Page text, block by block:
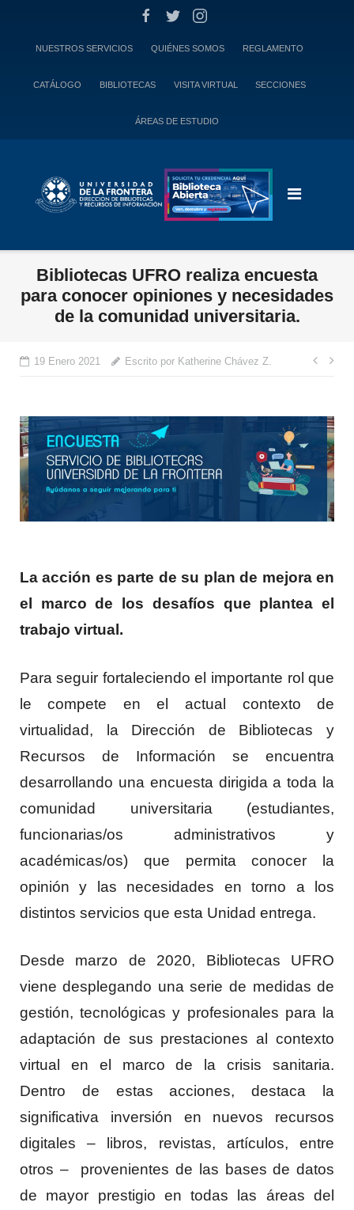
NUESTROS SERVICIOS QUIÉNES SOMOS REGLAMENTO
CATÁLOGO BIBLIOTECAS VISITA VIRTUAL SECCIONES
ÁREAS DE ESTUDIO
Bibliotecas UFRO realiza encuesta
para conocer opiniones y necesidades
de la comunidad universitaria.
19 Enero 2021 Escrito por Katherine Chávez Z.
La acción es parte de su plan de mejora en
el marco de los desafíos que plantea el
trabajo virtual.
Para seguir fortaleciendo el importante rol que
le compete en el actual contexto de
virtualidad, la Dirección de Bibliotecas y
Recursos de Información se encuentra
desarrollando una encuesta dirigida a toda la
comunidad universitaria (estudiantes,
funcionarias/os administrativos y
académicas/os) que permita conocer la
opinión y las necesidades en torno a los
distintos servicios que esta Unidad entrega.
Desde marzo de 2020, Bibliotecas UFRO
viene desplegando una serie de medidas de
gestión, tecnológicas y profesionales para la
adaptación de sus prestaciones al contexto
virtual en el marco de la crisis sanitaria.
Dentro de estas acciones, destaca la
significativa inversión en nuevos recursos
digitales – libros, revistas, artículos, entre
otros – provenientes de las bases de datos
de mayor prestigio en todas las áreas del